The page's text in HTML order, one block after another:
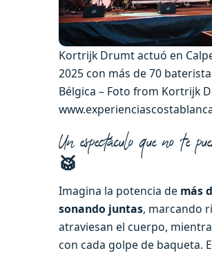
Kortrijk Drumt actuó en
2025 con más de 70
Bélgica – Foto from Kortrijk
Un espectáculo que no te
🥁
Imagina la potencia de más
sonando juntas, marcando
atraviesan el cuerpo,
con cada golpe de baqueta.